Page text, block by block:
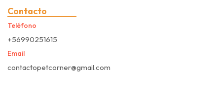
Contacto
Teléfono
+56990251615
Email
contactopetcorner@gmail.com